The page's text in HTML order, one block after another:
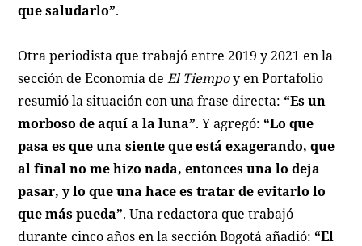
que saludarlo”.
Otra periodista que trabajó entre 2019 y 2021 en la
sección de Economía deEl Tiempoy en Portafolio
resumió la situación con una frase directa: “Es un
morboso de aquí a la luna”. Y agregó: “Lo que
pasa es que una siente que está exagerando, que
al final no me hizo nada, entonces una lo deja
pasar, y lo que una hace es tratar de evitarlo lo
que más pueda”. Una redactora que trabajó
durante cinco años en la sección Bogotá añadió: “El